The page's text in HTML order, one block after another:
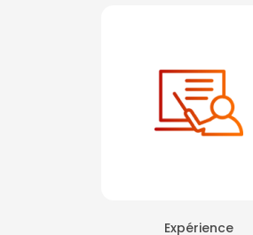
Expérience